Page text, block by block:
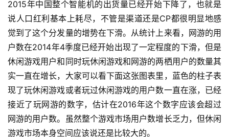
2015年中国整个智能机的出货量已经开始下降了，也就是
说人口红利基本上耗尽，不管是渠道还是CP都很明显地感
觉到了这个分发量的增势在下滑。从统计上来看，网游的用
户数在2014年4季度已经开始出现了一定程度的下滑，但是
休闲游戏用户和同时玩休闲游戏和网游的两栖用户的数量其
实一直在增长，大家可以看下面这张图表里，蓝色的柱子表
现了玩休闲游戏或者玩过休闲游戏的用户数一直在涨，已经
接近了玩网游的数字，估计在2016年这个数字应该会超过
网游的用户数。虽然整个游戏市场用户数增长乏力，但休闲
游戏市场本身空间应该说还是比较大的。